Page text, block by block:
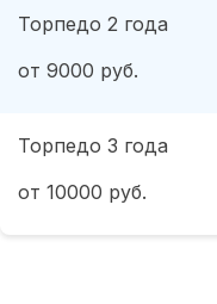
Торпедо 2 года
от 9000 руб.
Торпедо 3 года
от 10000 руб.